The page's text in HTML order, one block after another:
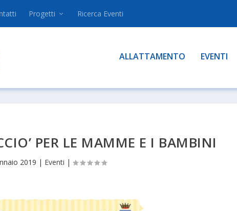
Progetti Ricerca Eventi
ALLATTAMENTO EVENTI
PER LE MAMME E I BAMBINI
2019 | Eventi |